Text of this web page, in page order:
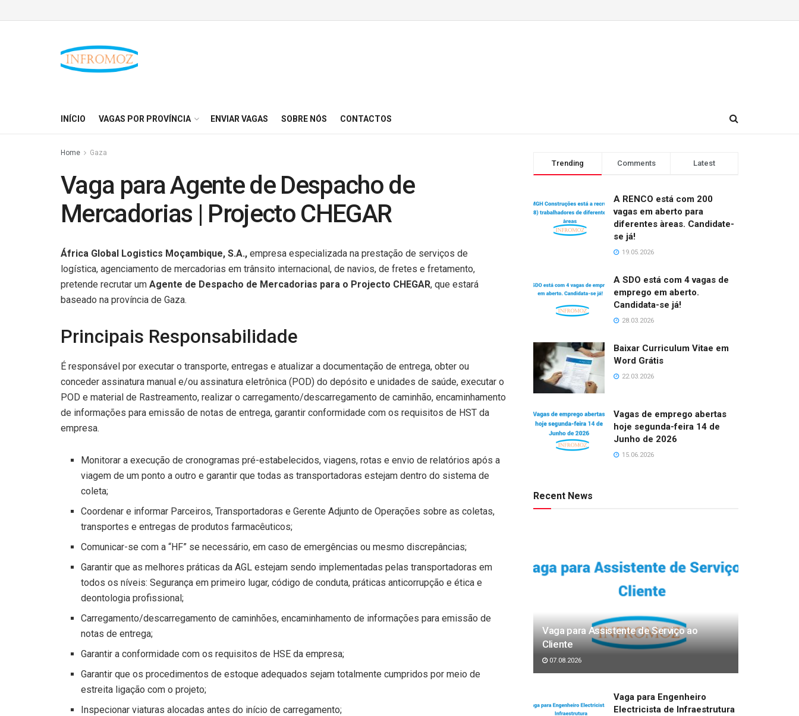
INÍCIO VAGAS POR PROVÍNCIA ENVIAR VAGAS SOBRE NÓS CONTACTOS
Home Gaza
Vaga para Agente de Despacho de
Mercadorias | Projecto CHEGAR
África Global Logistics Moçambique, S.A., empresa especializada na prestação de serviços de
logística, agenciamento de mercadorias em trânsito internacional, de navios, de fretes e fretamento,
pretende recrutar um Agente de Despacho de Mercadorias para o Projecto CHEGAR, que estará
baseado na província de Gaza.
Principais Responsabilidade
É responsável por executar o transporte, entregas e atualizar a documentação de entrega, obter ou
conceder assinatura manual e/ou assinatura eletrônica (POD) do depósito e unidades de saúde, executar o
POD e material de Rastreamento, realizar o carregamento/descarregamento de caminhão, encaminhamento
de informações para emissão de notas de entrega, garantir conformidade com os requisitos de HST da
empresa.
Monitorar a execução de cronogramas pré-estabelecidos, viagens, rotas e envio de relatórios após a
viagem de um ponto a outro e garantir que todas as transportadoras estejam dentro do sistema de
coleta;
Coordenar e informar Parceiros, Transportadoras e Gerente Adjunto de Operações sobre as coletas,
transportes e entregas de produtos farmacêuticos;
Comunicar-se com a “HF” se necessário, em caso de emergências ou mesmo discrepâncias;
Garantir que as melhores práticas da AGL estejam sendo implementadas pelas transportadoras em
todos os níveis: Segurança em primeiro lugar, código de conduta, práticas anticorrupção e ética e
deontologia profissional;
Carregamento/descarregamento de caminhões, encaminhamento de informações para emissão de
notas de entrega;
Garantir a conformidade com os requisitos de HSE da empresa;
Garantir que os procedimentos de estoque adequados sejam totalmente cumpridos por meio de
estreita ligação com o projeto;
Inspecionar viaturas alocadas antes do início de carregamento;
Trending Comments Latest
A RENCO está com 200
vagas em aberto para
diferentes àreas. Candidate-
se já!
19.05.2026
A SDO está com 4 vagas de
emprego em aberto.
Candidata-se já!
28.03.2026
Baixar Curriculum Vitae em
Word Grátis
22.03.2026
Vagas de emprego abertas
hoje segunda-feira 14 de
Junho de 2026
15.06.2026
Recent News
Vaga para Assistente de Serviço ao
Cliente
07.08.2026
Vaga para Engenheiro
Electricista de Infraestrutura